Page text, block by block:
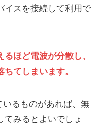
イスを接続して利用で
ほど電波が分散し、
てしまいます。
るものがあれば、無
みるとよいでしょ